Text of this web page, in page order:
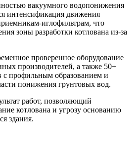
вакуумного водопонижения
интенсификация движения
иглофильтрам, что
зоны разработки котлована из-за
проверенное оборудование
производителей, а также 50+
с профильным образованием и
понижения грунтовых вод.
работ, позволяющий
котлована и угрозу основанию
здания.